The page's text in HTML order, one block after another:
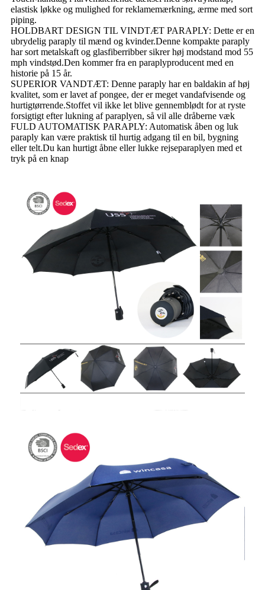
elastisk løkke og mulighed for reklamemærkning, ærme med sort
piping.
HOLDBART DESIGN TIL VINDTÆT PARAPLY: Dette er en
ubrydelig paraply til mænd og kvinder.Denne kompakte paraply
har sort metalskaft og glasfiberribber sikrer høj modstand mod 55
mph vindstød.Den kommer fra en paraplyproducent med en
historie på 15 år.
SUPERIOR VANDTÆT: Denne paraply har en baldakin af høj
kvalitet, som er lavet af pongee, der er meget vandafvisende og
hurtigtørrende.Stoffet vil ikke let blive gennemblødt for at ryste
forsigtigt efter lukning af paraplyen, så vil alle dråberne væk
FULD AUTOMATISK PARAPLY: Automatisk åben og luk
paraply kan være praktisk til hurtig adgang til en bil, bygning
eller telt.Du kan hurtigt åbne eller lukke rejseparaplyen med et
tryk på en knap